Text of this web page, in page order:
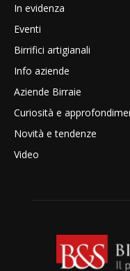
In evidenza
Eventi
Birrifici artigianali
Info aziende
Aziende Birraie
Curiosità e
Novità e tendenze
Video